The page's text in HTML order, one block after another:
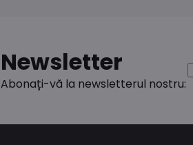
Newsletter
Abonați-vă la newsletterul nostru: